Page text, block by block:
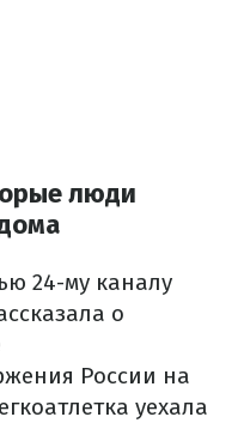
люди
24-му каналу
о
России на
уехала